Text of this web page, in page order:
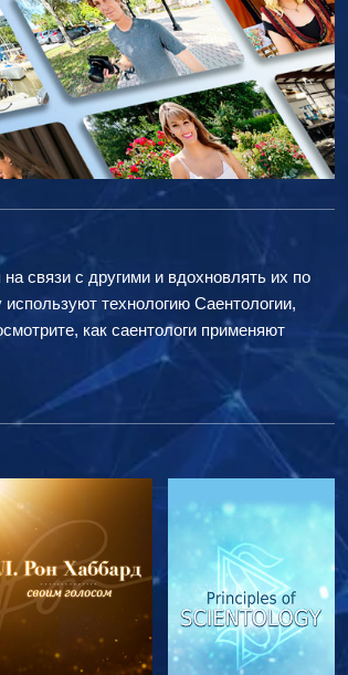
связи с другими и вдохновлять их по
технологию Саентологии,
как саентологи применяют